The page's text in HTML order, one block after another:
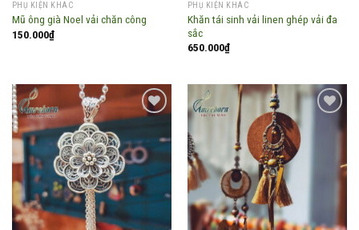
PHỤ KIỆN KHÁC
Mũ ông già Noel vải chăn công
150.000₫
PHỤ KIỆN KHÁC
Khăn tái sinh vải linen ghép vải đa
sắc
650.000₫
Add to
wishlist